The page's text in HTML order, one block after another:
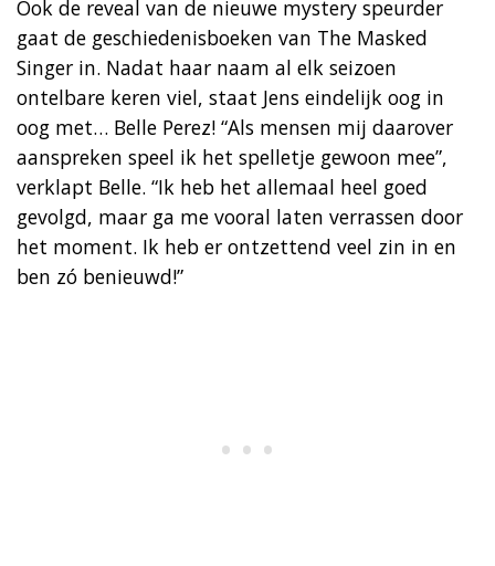
Ook de reveal van de nieuwe mystery speurder
gaat de geschiedenisboeken van The Masked
Singer in. Nadat haar naam al elk seizoen
ontelbare keren viel, staat Jens eindelijk oog in
oog met… Belle Perez! “Als mensen mij daarover
aanspreken speel ik het spelletje gewoon mee”,
verklapt Belle. “Ik heb het allemaal heel goed
gevolgd, maar ga me vooral laten verrassen door
het moment. Ik heb er ontzettend veel zin in en
ben zó benieuwd!”